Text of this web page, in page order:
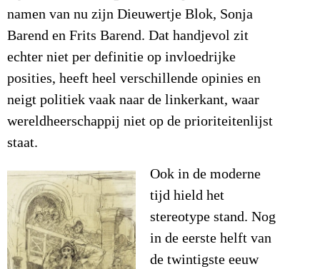
namen van nu zijn Dieuwertje Blok, Sonja
Barend en Frits Barend. Dat handjevol zit
echter niet per definitie op invloedrijke
posities, heeft heel verschillende opinies en
neigt politiek vaak naar de linkerkant, waar
wereldheerschappij niet op de prioriteitenlijst
staat.
Ook in de moderne
tijd hield het
stereotype stand. Nog
in de eerste helft van
de twintigste eeuw